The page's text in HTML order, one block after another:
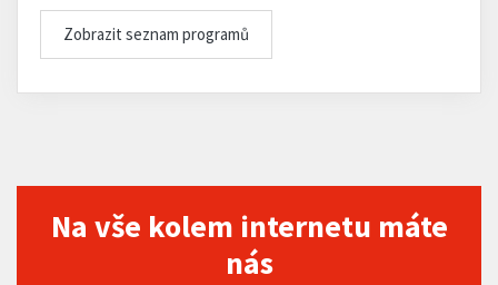
Zobrazit seznam programů
Na vše kolem internetu máte
nás